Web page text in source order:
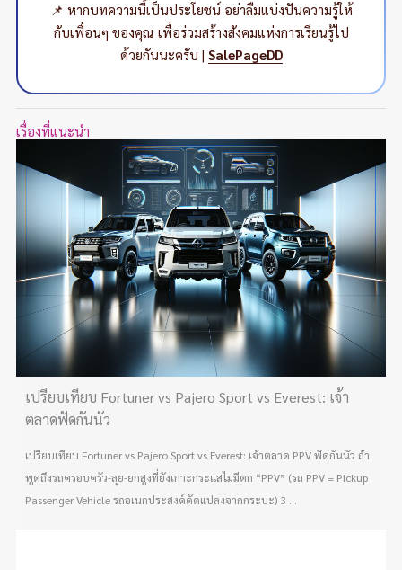
📌 หากบทความนี้เป็นประโยชน์ อย่าลืมแบ่งปันความรู้ให้
กับเพื่อนๆ ของคุณ เพื่อร่วมสร้างสังคมแห่งการเรียนรู้ไป
ด้วยกันนะครับ | SalePageDD
เรื่องที่แนะนำ
เปรียบเทียบ Fortuner vs Pajero Sport vs Everest: เจ้า
ตลาดฟัดกันนัว
เปรียบเทียบ Fortuner vs Pajero Sport vs Everest: เจ้าตลาด PPV ฟัดกันนัว ถ้า
พูดถึงรถครอบครัว-ลุย-ยกสูงที่ยังเกาะกระแสไม่มีตก “PPV” (รถ PPV = Pickup
Passenger Vehicle รถอเนกประสงค์ดัดแปลงจากกระบะ) 3 ...